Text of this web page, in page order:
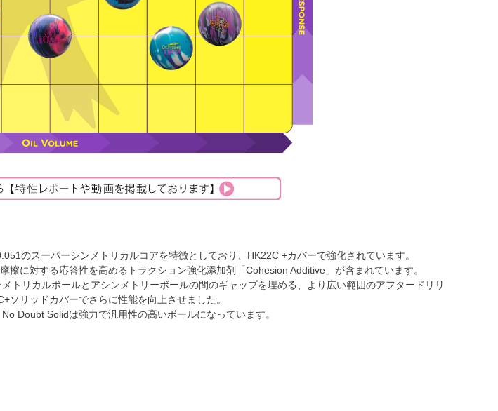
のスーパーシンメトリカルコアを特徴としており、HK22C +カバーで強化されています。
擦に対する応答性を高めるトラクション強化添加剤「Cohesion Additive」が含まれています。
トリカルボールとアシンメトリーボールの間のギャップを埋める、より広い範囲のアフタードリリ
ソリッドカバーでさらに性能を向上させました。
Doubt Solidは強力で汎用性の高いボールになっています。